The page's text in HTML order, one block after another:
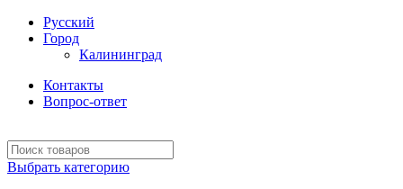
Русский
Город
Калининград
Контакты
Вопрос-ответ
Выбрать категорию